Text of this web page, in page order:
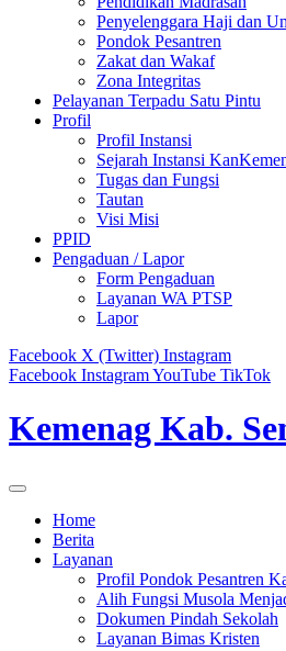
Penyelenggara Haji dan
Pondok Pesantren
Zakat dan Wakaf
Zona Integritas
Pelayanan Terpadu Satu Pintu
Profil
Profil Instansi
Sejarah Instansi
Tugas dan Fungsi
Tautan
Visi Misi
PPID
Pengaduan / Lapor
Form Pengaduan
Layanan WA PTSP
Lapor
Facebook X (Twitter) Instagram
Facebook InstagramYouTube TikTok
Kemenag Kab.
Home
Berita
Layanan
Profil Pondok Pesantren
Alih Fungsi Musola
Dokumen Pindah Sekolah
Layanan Bimas Kristen